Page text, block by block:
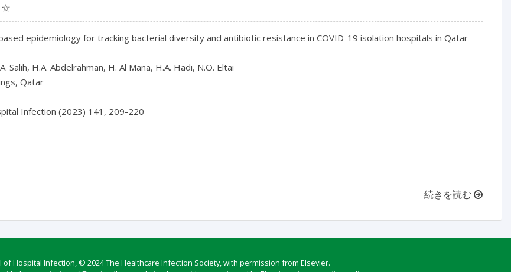
☆
epidemiology for tracking bacterial diversity and antibiotic resistance in COVID-19 isolation hospitals in Qatar
Salih, H.A. Abdelrahman, H. Al Mana, H.A. Hadi, N.O. Eltai
Qatar
Infection (2023) 141, 209-220
続きを読む
Hospital Infection, © 2024 The Healthcare Infection Society, with permission from Elsevier.